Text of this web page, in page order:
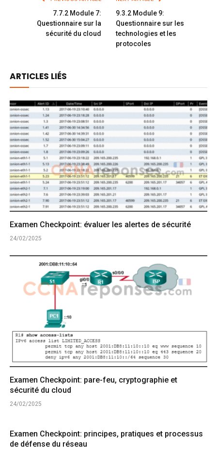
7.7.2 Module 7:
Questionnaire sur la
sécurité du cloud
9.3.2 Module 9:
Questionnaire sur les
technologies et les
protocoles
ARTICLES LIÉS
Examen Checkpoint: évaluer les alertes de sécurité
24/02/2025
Examen Checkpoint: pare-feu, cryptographie et
sécurité du cloud
24/02/2025
Examen Checkpoint: principes, pratiques et processus
de défense du réseau